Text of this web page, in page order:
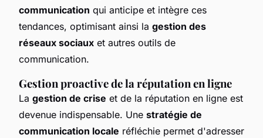
communication qui anticipe et intègre ces
tendances, optimisant ainsi la gestion des
réseaux sociaux et autres outils de
communication.
Gestion proactive de la réputation en ligne
La gestion de crise et de la réputation en ligne est
devenue indispensable. Une stratégie de
communication locale réfléchie permet d'adresser